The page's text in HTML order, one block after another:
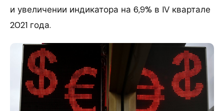
и увеличении индикатора на 6,9% в IV квартале
2021 года.